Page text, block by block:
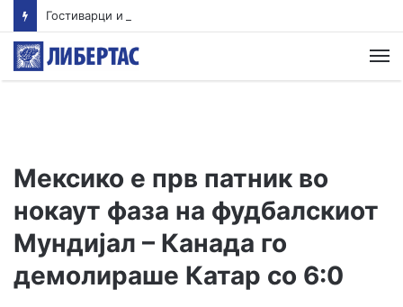
Гостиварци и натаму без пивка вода
Мексико е прв патник во
нокаут фаза на фудбалскиот
Мундијал – Канада го
демолираше Катар со 6:0